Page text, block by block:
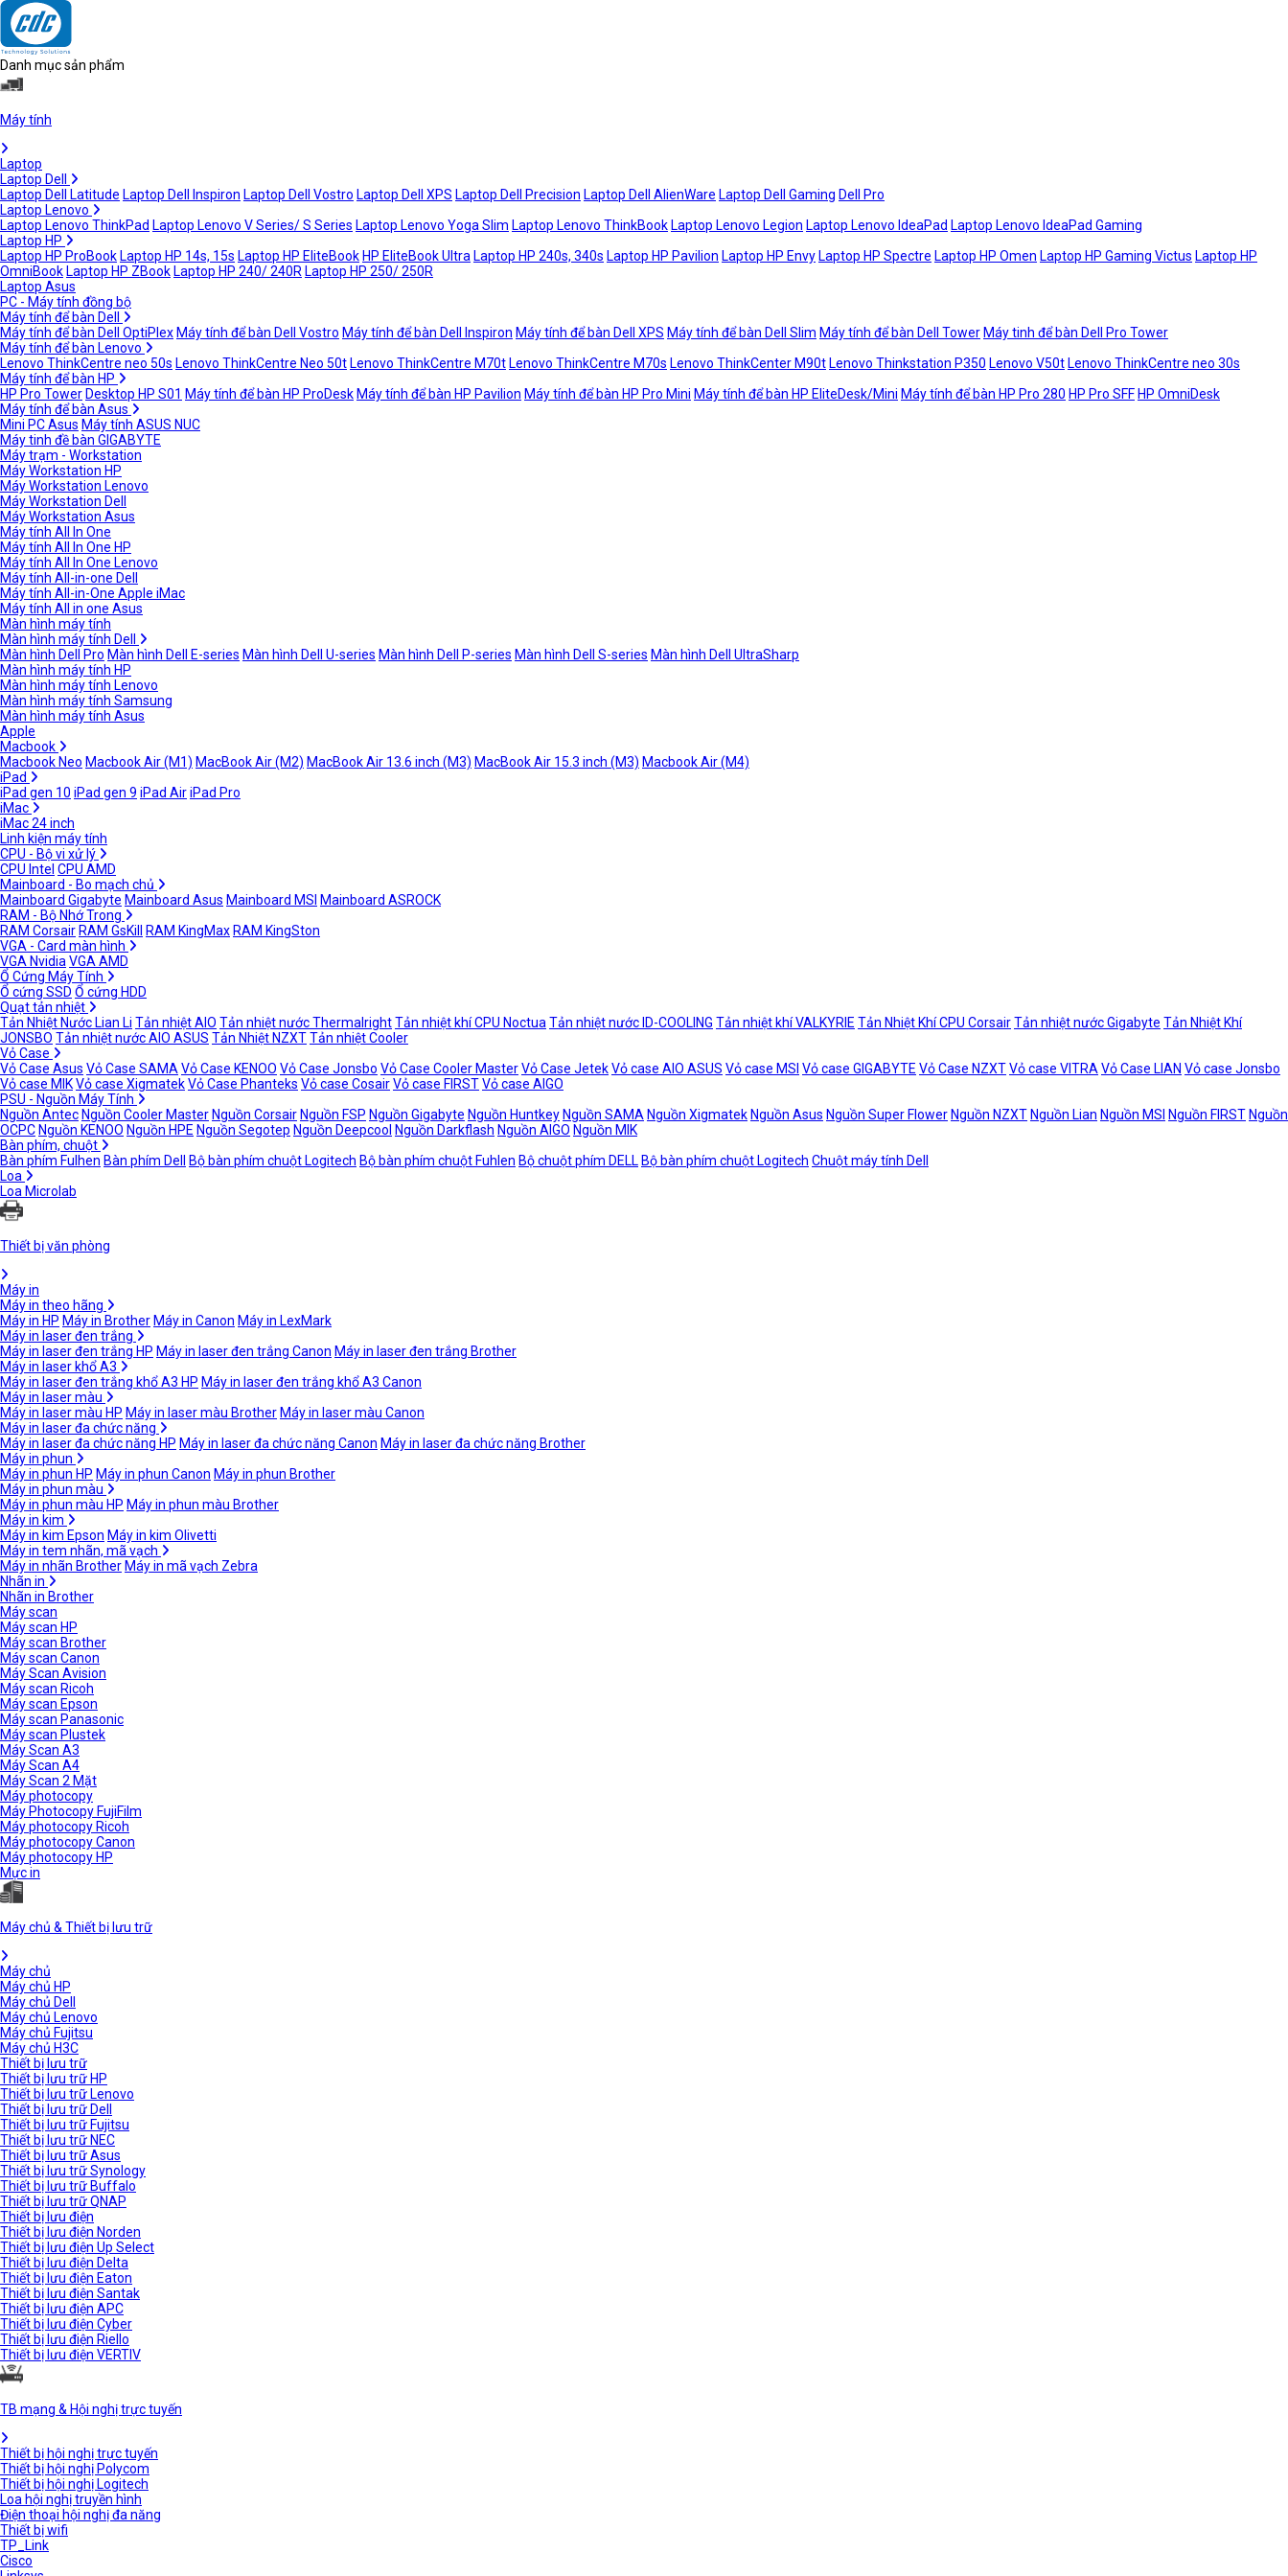
Danh mục sản phẩm
Máy tính
Laptop
Laptop Dell
Laptop Dell Latitude Laptop Dell Inspiron Laptop Dell Vostro Laptop Dell XPS Laptop Dell Precision Laptop Dell AlienWare Laptop Dell Gaming Dell Pro
Laptop Lenovo
Laptop Lenovo ThinkPad Laptop Lenovo V Series/ S Series Laptop Lenovo Yoga Slim Laptop Lenovo ThinkBook Laptop Lenovo Legion Laptop Lenovo IdeaPad Laptop Lenovo IdeaPad Gaming
Laptop HP
Laptop HP ProBook Laptop HP 14s, 15s Laptop HP EliteBook HP EliteBook Ultra Laptop HP 240s, 340s Laptop HP Pavilion Laptop HP Envy Laptop HP Spectre Laptop HP Omen Laptop HP Gaming Victus Laptop HP
OmniBook Laptop HP ZBook Laptop HP 240/ 240R Laptop HP 250/ 250R
Laptop Asus
PC - Máy tính đồng bộ
Máy tính để bàn Dell
Máy tính để bàn Dell OptiPlex Máy tính để bàn Dell Vostro Máy tính để bàn Dell Inspiron Máy tính để bàn Dell XPS Máy tính để bàn Dell Slim Máy tính để bàn Dell Tower Máy tinh để bàn Dell Pro Tower
Máy tính để bàn Lenovo
Lenovo ThinkCentre neo 50s Lenovo ThinkCentre Neo 50t Lenovo ThinkCentre M70t Lenovo ThinkCentre M70s Lenovo ThinkCenter M90t Lenovo Thinkstation P350 Lenovo V50t Lenovo ThinkCentre neo 30s
Máy tính để bàn HP
HP Pro Tower Desktop HP S01 Máy tính để bàn HP ProDesk Máy tính để bàn HP Pavilion Máy tính để bàn HP Pro Mini Máy tính để bàn HP EliteDesk/Mini Máy tính để bàn HP Pro 280 HP Pro SFF HP OmniDesk
Máy tính để bàn Asus
Mini PC Asus Máy tính ASUS NUC
Máy tinh đề bàn GIGABYTE
Máy trạm - Workstation
Máy Workstation HP
Máy Workstation Lenovo
Máy Workstation Dell
Máy Workstation Asus
Máy tính All In One
Máy tính All In One HP
Máy tính All In One Lenovo
Máy tính All-in-one Dell
Máy tính All-in-One Apple iMac
Máy tính All in one Asus
Màn hình máy tính
Màn hình máy tính Dell
Màn hình Dell Pro Màn hình Dell E-series Màn hình Dell U-series Màn hình Dell P-series Màn hình Dell S-series Màn hình Dell UltraSharp
Màn hình máy tính HP
Màn hình máy tính Lenovo
Màn hình máy tính Samsung
Màn hình máy tính Asus
Apple
Macbook
Macbook Neo Macbook Air (M1) MacBook Air (M2) MacBook Air 13.6 inch (M3) MacBook Air 15.3 inch (M3) Macbook Air (M4)
iPad
iPad gen 10 iPad gen 9 iPad AiriPad Pro
iMac
iMac 24 inch
Linh kiện máy tính
CPU - Bộ vi xử lý
CPU Intel CPU AMD
Mainboard - Bo mạch chủ
Mainboard Gigabyte Mainboard Asus Mainboard MSI Mainboard ASROCK
RAM - Bộ Nhớ Trong
RAM Corsair RAM GsKill RAM KingMax RAM KingSton
VGA - Card màn hình
VGA Nvidia VGA AMD
Ổ Cứng Máy Tính
Ổ cứng SSD Ổ cứng HDD
Quạt tản nhiệt
Tản Nhiệt Nước Lian Li Tản nhiệt AIO Tản nhiệt nước ThermalrightTản nhiệt khí CPU Noctua Tản nhiệt nước ID-COOLING Tản nhiệt khí VALKYRIE Tản Nhiệt Khí CPU CorsairTản nhiệt nước Gigabyte Tản Nhiệt Khí
JONSBO Tản nhiệt nước AIO ASUS Tản Nhiệt NZXTTản nhiệt Cooler
Vỏ Case
Vỏ Case Asus Vỏ Case SAMA Vỏ Case KENOO Vỏ Case Jonsbo Vỏ Case Cooler MasterVỏ Case JetekVỏ case AIO ASUS Vỏ case MSI Vỏ case GIGABYTE Vỏ Case NZXTVỏ case VITRA Vỏ Case LIAN Vỏ case Jonsbo
Vỏ case MIKVỏ case XigmatekVỏ Case Phanteks Vỏ case CosairVỏ case FIRSTVỏ case AIGO
PSU - Nguồn Máy Tính
Nguồn Antec Nguồn Cooler Master Nguồn Corsair Nguồn FSP Nguồn Gigabyte Nguồn Huntkey Nguồn SAMA Nguồn Xigmatek Nguồn Asus Nguồn Super Flower Nguồn NZXT Nguồn Lian Nguồn MSI Nguồn FIRST Nguồn
OCPC Nguồn KENOO Nguồn HPE Nguồn Segotep Nguồn Deepcool Nguồn Darkflash Nguồn AIGO Nguồn MIK
Bàn phím, chuột
Bàn phím Fulhen Bàn phím Dell Bộ bàn phím chuột Logitech Bộ bàn phím chuột Fuhlen Bộ chuột phím DELL Bộ bàn phím chuột Logitech Chuột máy tính Dell
Loa
Loa Microlab
Thiết bị văn phòng
Máy in
Máy in theo hãng
Máy in HP Máy in Brother Máy in Canon Máy in LexMark
Máy in laser đen trắng
Máy in laser đen trắng HP Máy in laser đen trắng Canon Máy in laser đen trắng Brother
Máy in laser khổ A3
Máy in laser đen trắng khổ A3 HP Máy in laser đen trắng khổ A3 Canon
Máy in laser màu
Máy in laser màu HP Máy in laser màu Brother Máy in laser màu Canon
Máy in laser đa chức năng
Máy in laser đa chức năng HP Máy in laser đa chức năng Canon Máy in laser đa chức năng Brother
Máy in phun
Máy in phun HP Máy in phun Canon Máy in phun Brother
Máy in phun màu
Máy in phun màu HP Máy in phun màu Brother
Máy in kim
Máy in kim Epson Máy in kim Olivetti
Máy in tem nhãn, mã vạch
Máy in nhãn Brother Máy in mã vạch Zebra
Nhãn in
Nhãn in Brother
Máy scan
Máy scan HP
Máy scan Brother
Máy scan Canon
Máy Scan Avision
Máy scan Ricoh
Máy scan Epson
Máy scan Panasonic
Máy scan Plustek
Máy Scan A3
Máy Scan A4
Máy Scan 2 Mặt
Máy photocopy
Máy Photocopy FujiFilm
Máy photocopy Ricoh
Máy photocopy Canon
Máy photocopy HP
Mực in
Máy chủ & Thiết bị lưu trữ
Máy chủ
Máy chủ HP
Máy chủ Dell
Máy chủ Lenovo
Máy chủ Fujitsu
Máy chủ H3C
Thiết bị lưu trữ
Thiết bị lưu trữ HP
Thiết bị lưu trữ Lenovo
Thiết bị lưu trữ Dell
Thiết bị lưu trữ Fujitsu
Thiết bị lưu trữ NEC
Thiết bị lưu trữ Asus
Thiết bị lưu trữ Synology
Thiết bị lưu trữ Buffalo
Thiết bị lưu trữ QNAP
Thiết bị lưu điện
Thiết bị lưu điện Norden
Thiết bị lưu điện Up Select
Thiết bị lưu điện Delta
Thiết bị lưu điện Eaton
Thiết bị lưu điện Santak
Thiết bị lưu điện APC
Thiết bị lưu điện Cyber
Thiết bị lưu điện Riello
Thiết bị lưu điện VERTIV
TB mạng & Hội nghị trực tuyến
Thiết bị hội nghị trực tuyến
Thiết bị hội nghị Polycom
Thiết bị hội nghị Logitech
Loa hội nghị truyền hình
Điện thoại hội nghị đa năng
Thiết bị wifi
TP_Link
Cisco